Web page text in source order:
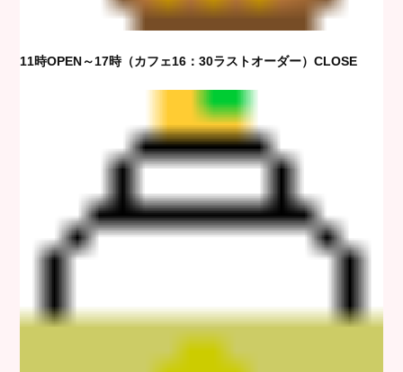
11時OPEN～17時（カフェ16：30ラストオーダー）CLOSE